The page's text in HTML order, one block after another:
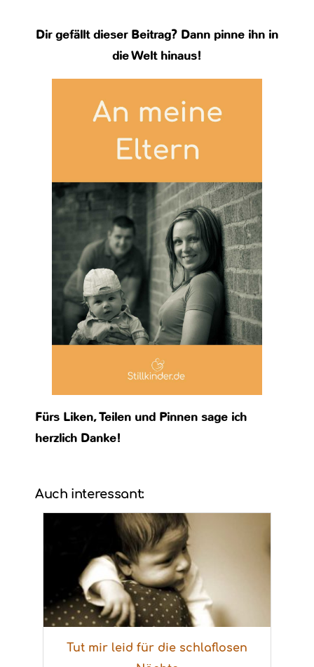
Dir gefällt dieser Beitrag? Dann pinne ihn in
die Welt hinaus!
Fürs Liken, Teilen und Pinnen sage ich
herzlich Danke!
Auch interessant:
Tut mir leid für die schlaflosen